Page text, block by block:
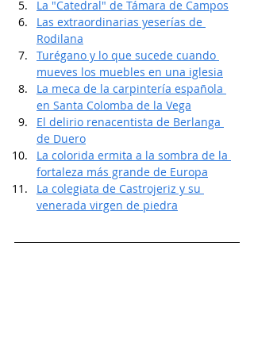
La "Catedral" de Támara de Campos
Las extraordinarias yeserías de
Rodilana
Turégano y lo que sucede cuando
mueves los muebles en una iglesia
La meca de la carpintería española
en Santa Colomba de la Vega
El delirio renacentista de Berlanga
de Duero
La colorida ermita a la sombra de la
fortaleza más grande de Europa
La colegiata de Castrojeriz y su
venerada virgen de piedra